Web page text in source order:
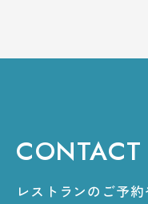
CONTACT
レストランのご予